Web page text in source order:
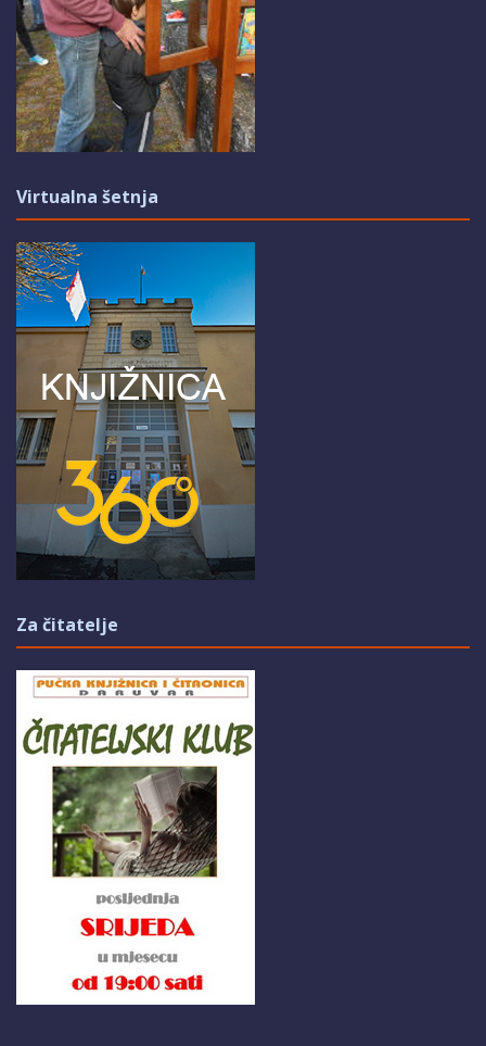
Virtualna šetnja
Za čitatelje